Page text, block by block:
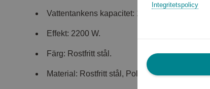
Vattentankens kapacitet: 1,7 l.
Effekt: 2200 W.
Färg: Rostfritt stål.
Material: Rostfritt stål, Polypropylen (PP).
Integritetspolicy